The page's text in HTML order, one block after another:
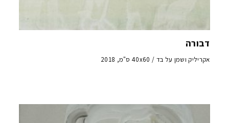
דבורה
אקריליק ושמן על בד / 40x60 ס"מ, 2018